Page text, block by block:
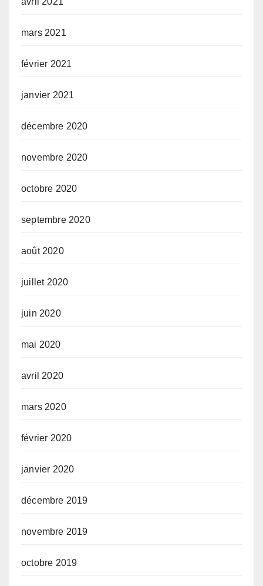
mars 2021
février 2021
janvier 2021
décembre 2020
novembre 2020
octobre 2020
septembre 2020
août 2020
juillet 2020
juin 2020
mai 2020
avril 2020
mars 2020
février 2020
janvier 2020
décembre 2019
novembre 2019
octobre 2019